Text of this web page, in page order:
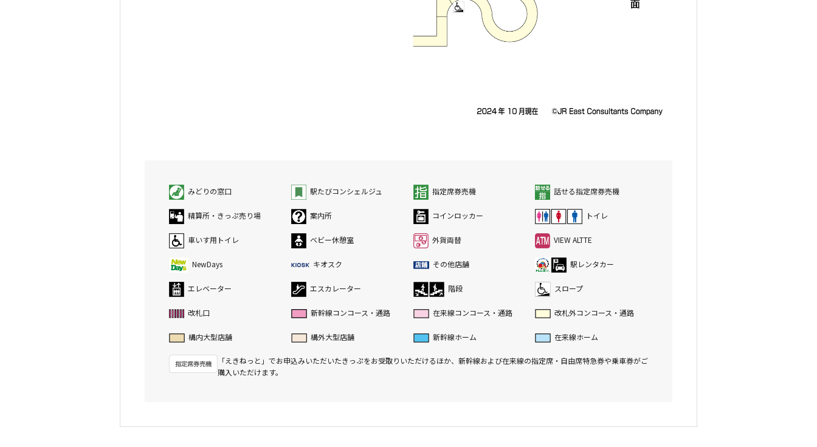
みどりの窓口 駅たびコンシェルジュ 指定席券売機 話せる指定席券売機
精算所・きっぷ売り場 案内所 コインロッカー トイレ
車いす用トイレ ベビー休憩室 外貨両替 VIEW ALTTE
NewDays キオスク その他店舗 駅レンタカー
エレベーター エスカレーター 階段 スロープ
改札口 新幹線コンコース・通路 在来線コンコース・通路 改札外コンコース・通路
構内大型店舗 構外大型店舗 新幹線ホーム 在来線ホーム
「えきねっと」でお申込みいただいたきっぷをお受取りいただけるほか、新幹線および在来線の指定席・自由席特急券や乗車券がご
購入いただけます。